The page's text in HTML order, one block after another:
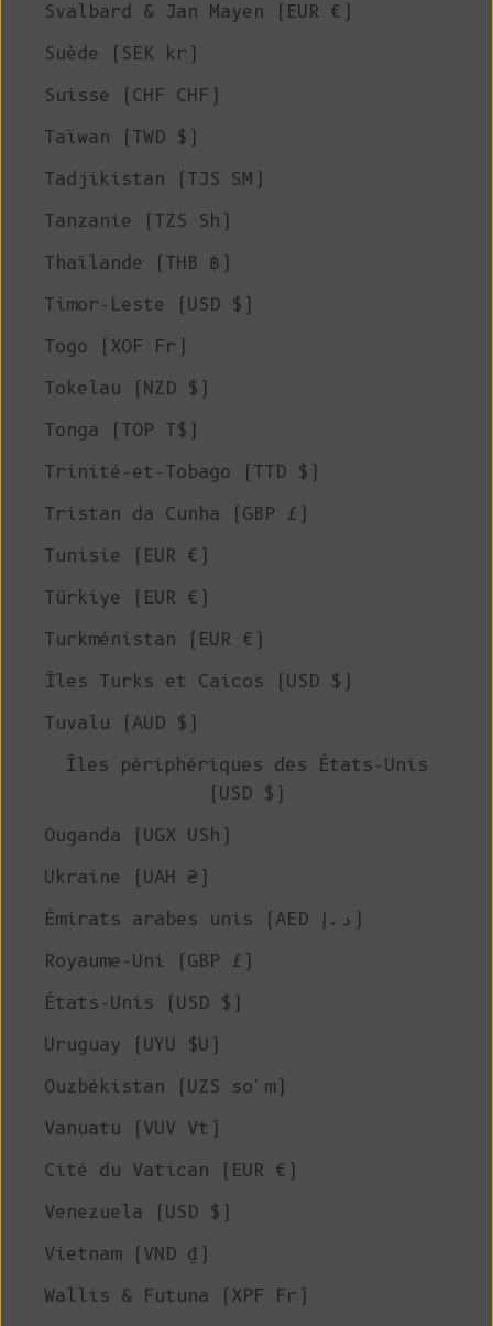
Svalbard & Jan Mayen (EUR €)
Suède (SEK kr)
Suisse (CHF CHF)
Taïwan (TWD $)
Tadjikistan (TJS ЅМ)
Tanzanie (TZS Sh)
Thaïlande (THB ฿)
Timor-Leste (USD $)
Togo (XOF Fr)
Tokelau (NZD $)
Tonga (TOP T$)
Trinité-et-Tobago (TTD $)
Tristan da Cunha (GBP £)
Tunisie (EUR €)
Türkiye (EUR €)
Turkménistan (EUR €)
Îles Turks et Caicos (USD $)
Tuvalu (AUD $)
Îles périphériques des États-Unis
(USD $)
Ouganda (UGX USh)
Ukraine (UAH ₴)
Émirats arabes unis (AED د.إ)
Royaume-Uni (GBP £)
États-Unis (USD $)
Uruguay (UYU $U)
Ouzbékistan (UZS so'm)
Vanuatu (VUV Vt)
Cité du Vatican (EUR €)
Venezuela (USD $)
Vietnam (VND ₫)
Wallis & Futuna (XPF Fr)